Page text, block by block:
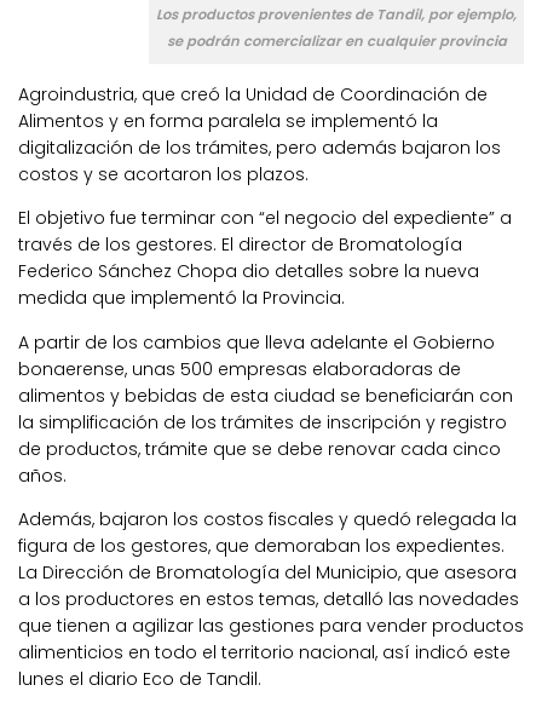
Los productos provenientes de Tandil, por ejemplo,
se podrán comercializar en cualquier provincia
Agroindustria, que creó la Unidad de Coordinación de
Alimentos y en forma paralela se implementó la
digitalización de los trámites, pero además bajaron los
costos y se acortaron los plazos.
El objetivo fue terminar con “el negocio del expediente” a
través de los gestores. El director de Bromatología
Federico Sánchez Chopa dio detalles sobre la nueva
medida que implementó la Provincia.
A partir de los cambios que lleva adelante el Gobierno
bonaerense, unas 500 empresas elaboradoras de
alimentos y bebidas de esta ciudad se beneficiarán con
la simplificación de los trámites de inscripción y registro
de productos, trámite que se debe renovar cada cinco
años.
Además, bajaron los costos fiscales y quedó relegada la
figura de los gestores, que demoraban los expedientes.
La Dirección de Bromatología del Municipio, que asesora
a los productores en estos temas, detalló las novedades
que tienen a agilizar las gestiones para vender productos
alimenticios en todo el territorio nacional, así indicó este
lunes el diario Eco de Tandil.